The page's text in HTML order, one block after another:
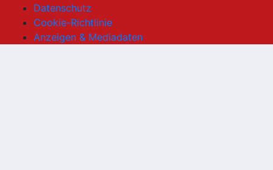
Datenschutz
Cookie-Richtlinie
Anzeigen & Mediadaten